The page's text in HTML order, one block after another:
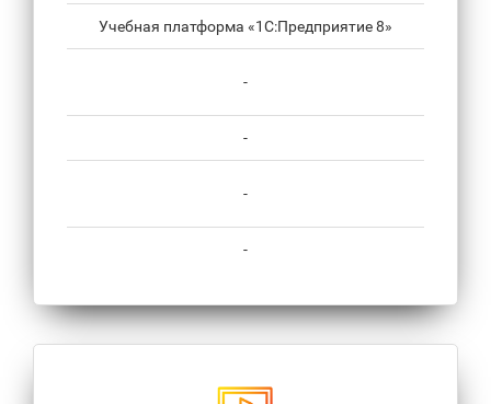
Учебная платформа «1С:Предприятие 8»
-
-
-
-